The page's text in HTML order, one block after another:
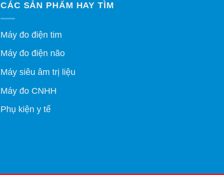
CÁC SẢN PHẨM HAY TÌM
Máy đo điện tim
Máy đo điện não
Máy siêu âm trị liệu
Máy đo CNHH
Phụ kiện y tế